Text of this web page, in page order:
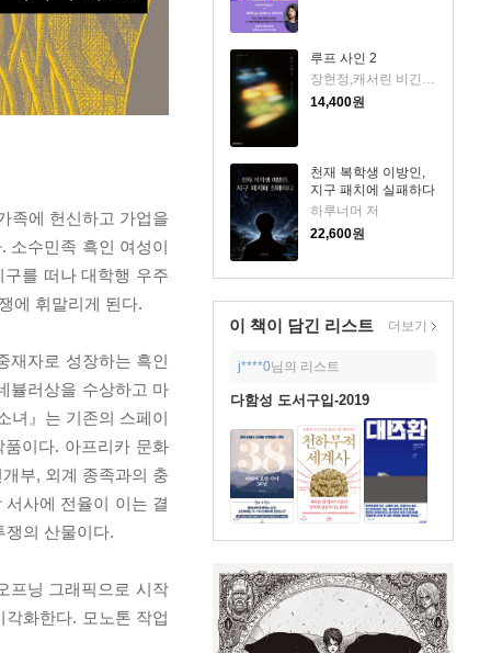
루프 사인 2
장현정,캐서린 비긴즈 저
14,400원
천재 복학생 이방인,
지구 패치에 실패하다
하루너머 저
22,600원
이 책이 담긴 리스트 더보기
j****0님의 리스트
다함성 도서구입-2019
족에 헌신하고 가업을
소수민족 흑인 여성이
를 떠나 대학행 우주
에 휘말리게 된다.
재자로 성장하는 흑인
뷸러상을 수상하고 마
녀』는 기존의 스페이
이다. 아프리카 문화
부, 외계 종족과의 충
사에 전율이 이는 결
쟁의 산물이다.
프닝 그래픽으로 시작
화한다. 모노톤 작업